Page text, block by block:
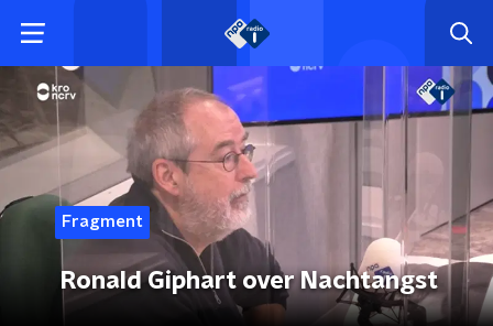
Fragment
Ronald Giphart over Nachtangst